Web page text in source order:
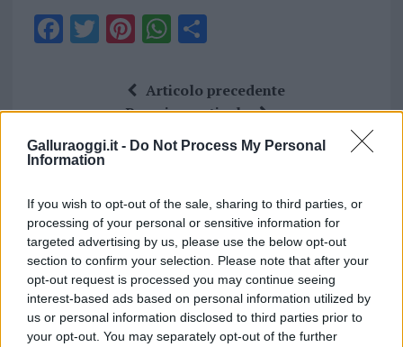
Galluraoggi.it - Do Not Process My Personal
Information
If you wish to opt-out of the sale, sharing to third parties, or
processing of your personal or sensitive information for
targeted advertising by us, please use the below opt-out
section to confirm your selection. Please note that after your
opt-out request is processed you may continue seeing
interest-based ads based on personal information utilized by
us or personal information disclosed to third parties prior to
your opt-out. You may separately opt-out of the further
F
b
o
o
k
T
te
r
Pi
te
re
st
W
at
s
A
p
S
a
re
Articolo precedente
Prossimo articolo
Migliori cliniche di estetica medicale avanzata
in Europa: classifica dei 5 centri di riferimento
pe…
Incendi, a San Pasquale arriva il Campo Base:
l’inaugurazione